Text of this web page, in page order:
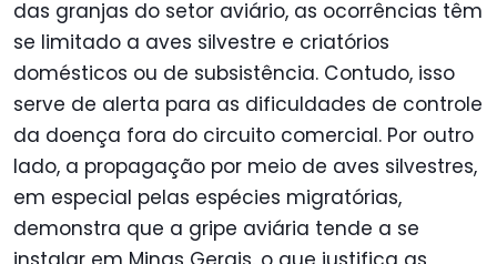
das granjas do setor aviário, as ocorrências têm
se limitado a aves silvestre e criatórios
domésticos ou de subsistência. Contudo, isso
serve de alerta para as dificuldades de controle
da doença fora do circuito comercial. Por outro
lado, a propagação por meio de aves silvestres,
em especial pelas espécies migratórias,
demonstra que a gripe aviária tende a se